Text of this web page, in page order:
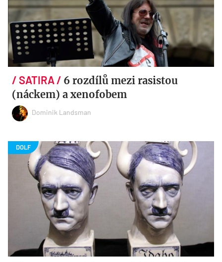
6 rozdílů mezi rasistou
(náckem) a xenofobem
Dominik Landsman